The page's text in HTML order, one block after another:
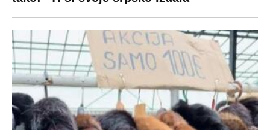
Kosovo
Sudbine
LIFESTYLE
Stil
Ljubav
Zdravlje
Hi-Tech
Kultura
SVET
Planeta
Globalno zagrevanje
Hrvatska
BiH
Crna Gora
Makedonija
MONDO INC.
Impressum
Kontakt
Marketing
Politika o kolačićima
Uslovi korišćenja
Politika privatnosti